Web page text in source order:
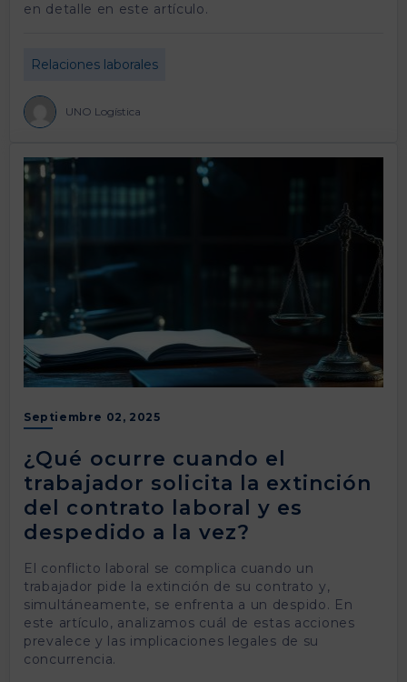
en detalle en este artículo.
Relaciones laborales
UNO Logística
Septiembre 02, 2025
¿Qué ocurre cuando el
trabajador solicita la extinción
del contrato laboral y es
despedido a la vez?
El conflicto laboral se complica cuando un
trabajador pide la extinción de su contrato y,
simultáneamente, se enfrenta a un despido. En
este artículo, analizamos cuál de estas acciones
prevalece y las implicaciones legales de su
concurrencia.